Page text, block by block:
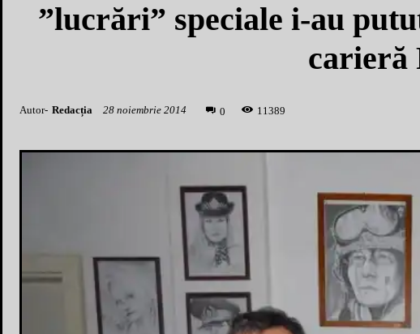
”lucrări” speciale i-au
carieră
Autor- Redacția 28 noiembrie 2014 0 1 1389